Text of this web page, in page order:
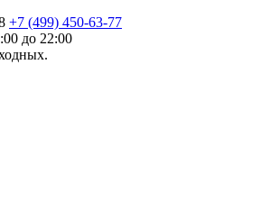
+7 (499) 450-63-77
до 22:00